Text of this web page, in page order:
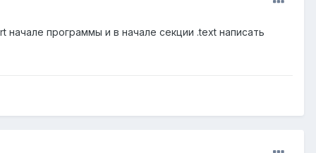
программы и в начале секции .text написать